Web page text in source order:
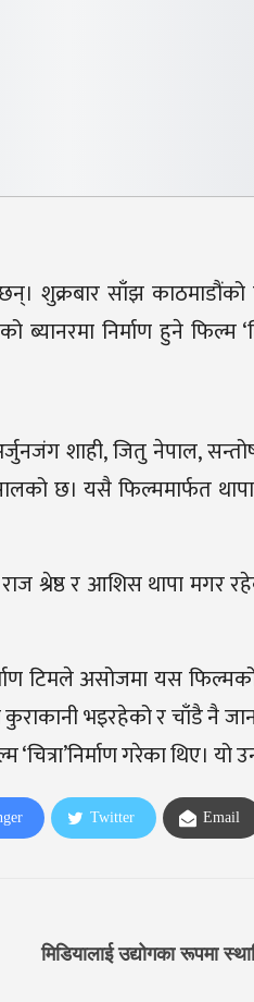
शुक्रबार साँझ काठमाडौंको
निर्माण हुने फिल्म
शाही, जितु नेपाल, सन्तोष
छ। यसै फिल्ममार्फत
श्रेष्ठ र आशिस थापा मगर
टिमले असोजमा यस
भइरहेको र चाँडै नै
गरेका थिए। यो
Twitter Email
मिडियालाई उद्योगका रूपमा